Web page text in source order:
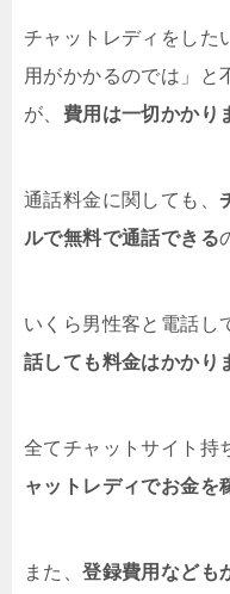
ついて改めて見ていき
チャットレディをした
用がかかるのでは」と
が、 費用は一切かかり
通話料金に関しても、
ルで無料で通話できる
いくら男性客と電話し
話しても料金はかかり
全てチャットサイト持
ャットレディでお金を
また、登録費用なども